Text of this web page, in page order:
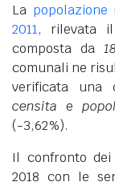
La popolazione
2011, rilevata
composta da
comunali ne
verificata una
censita e
(-3,62%).
Il confronto
2018 con le